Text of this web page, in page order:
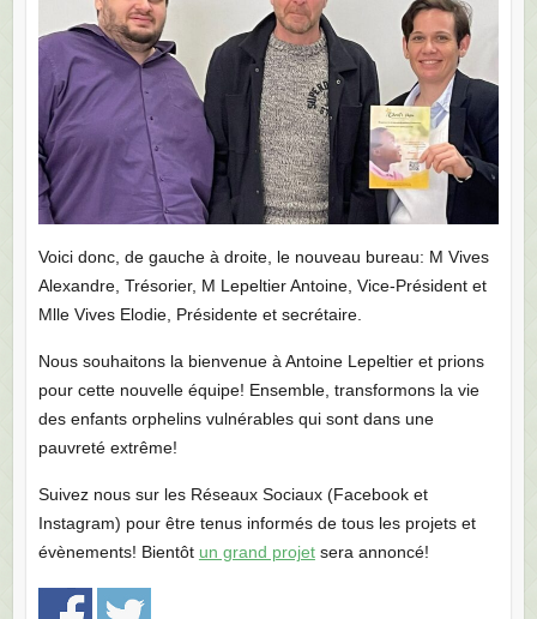
Voici donc, de gauche à droite, le nouveau bureau: M Vives
Alexandre, Trésorier, M Lepeltier Antoine, Vice-Président et
Mlle Vives Elodie, Présidente et secrétaire.
Nous souhaitons la bienvenue à Antoine Lepeltier et prions
pour cette nouvelle équipe! Ensemble, transformons la vie
des enfants orphelins vulnérables qui sont dans une
pauvreté extrême!
Suivez nous sur les Réseaux Sociaux (Facebook et
Instagram) pour être tenus informés de tous les projets et
évènements! Bientôt un grand projetsera annoncé!